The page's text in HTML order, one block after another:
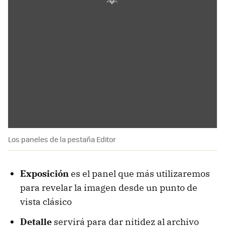
Los paneles de la pestaña Editor
Exposiciónes el panel que más utilizaremos
para revelar la imagen desde un punto de
vista clásico
Detalle servirá para dar nitidez al archivo